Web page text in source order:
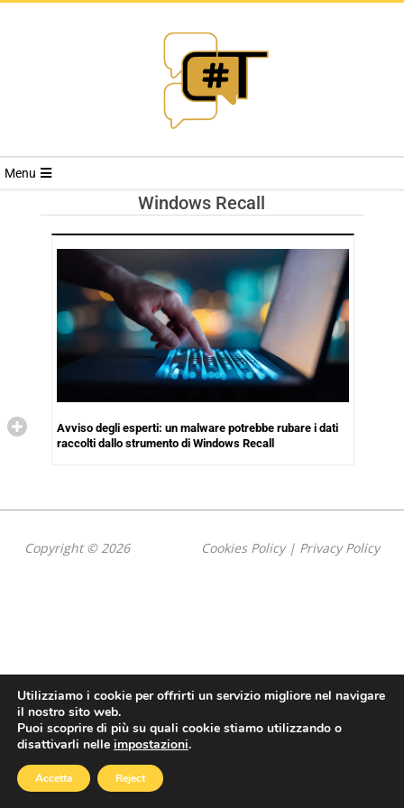
RIVISTA
TRENDS
Menu
Windows Recall
Avviso degli esperti: un malware potrebbe rubare i dati
raccolti dallo strumento di Windows Recall
Copyright © 2026 Cookies Policy| Privacy Policy
Utilizziamo i cookie per offrirti un servizio migliore nel navigare
il nostro sito web.
Puoi scoprire di più su quali cookie stiamo utilizzando o
disattivarli nelle impostazioni.
Accetta Reject